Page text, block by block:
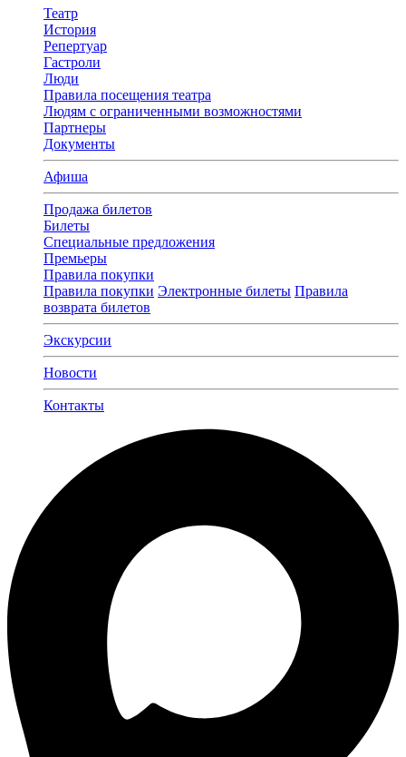
Театр
История
Репертуар
Гастроли
Люди
Правила посещения театра
Людям с ограниченными возможностями
Партнеры
Документы
Афиша
Продажа билетов
Билеты
Специальные предложения
Премьеры
Правила покупки
Правила покупки Электронные билеты Правила
возврата билетов
Экскурсии
Новости
Контакты